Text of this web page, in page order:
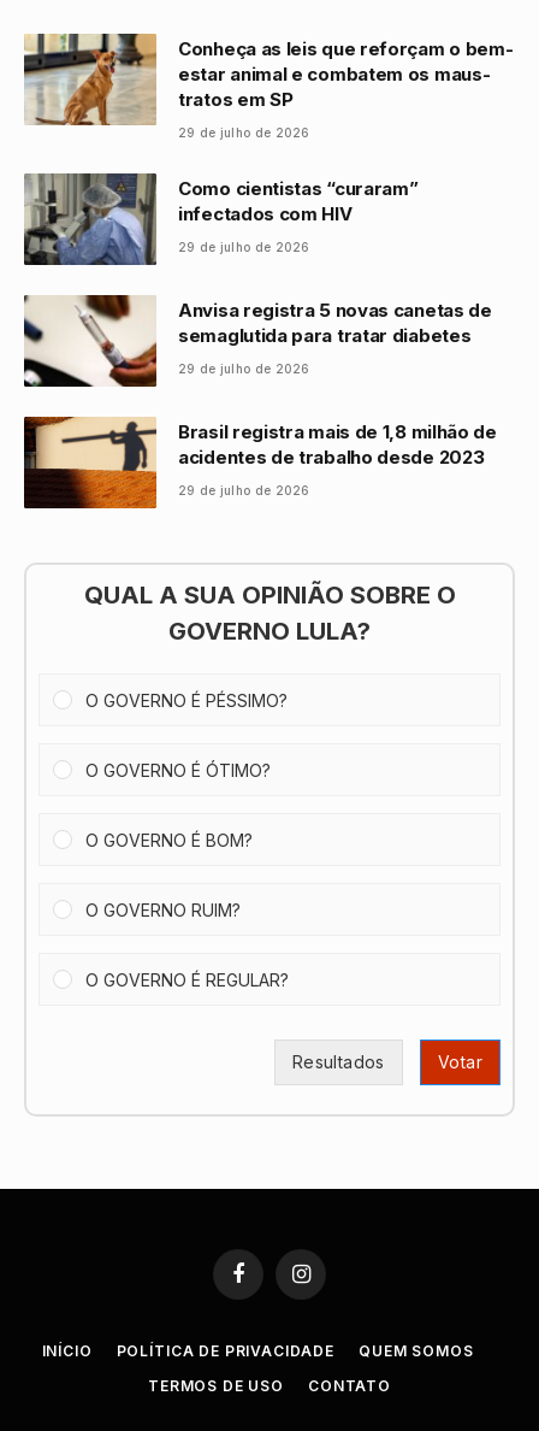
Conheça as leis que reforçam o bem-
estar animal e combatem os maus-
tratos em SP
29 de julho de 2026
Como cientistas “curaram”
infectados com HIV
29 de julho de 2026
Anvisa registra 5 novas canetas de
semaglutida para tratar diabetes
29 de julho de 2026
Brasil registra mais de 1,8 milhão de
acidentes de trabalho desde 2023
29 de julho de 2026
QUAL A SUA OPINIÃO SOBRE O
GOVERNO LULA?
O GOVERNO É PÉSSIMO?
O GOVERNO É ÓTIMO?
O GOVERNO É BOM?
O GOVERNO RUIM?
O GOVERNO É REGULAR?
Resultados Votar
FacebookInstagram
INÍCIO POLÍTICA DE PRIVACIDADE
QUEM SOMOS
TERMOS DE USO
CONTATO